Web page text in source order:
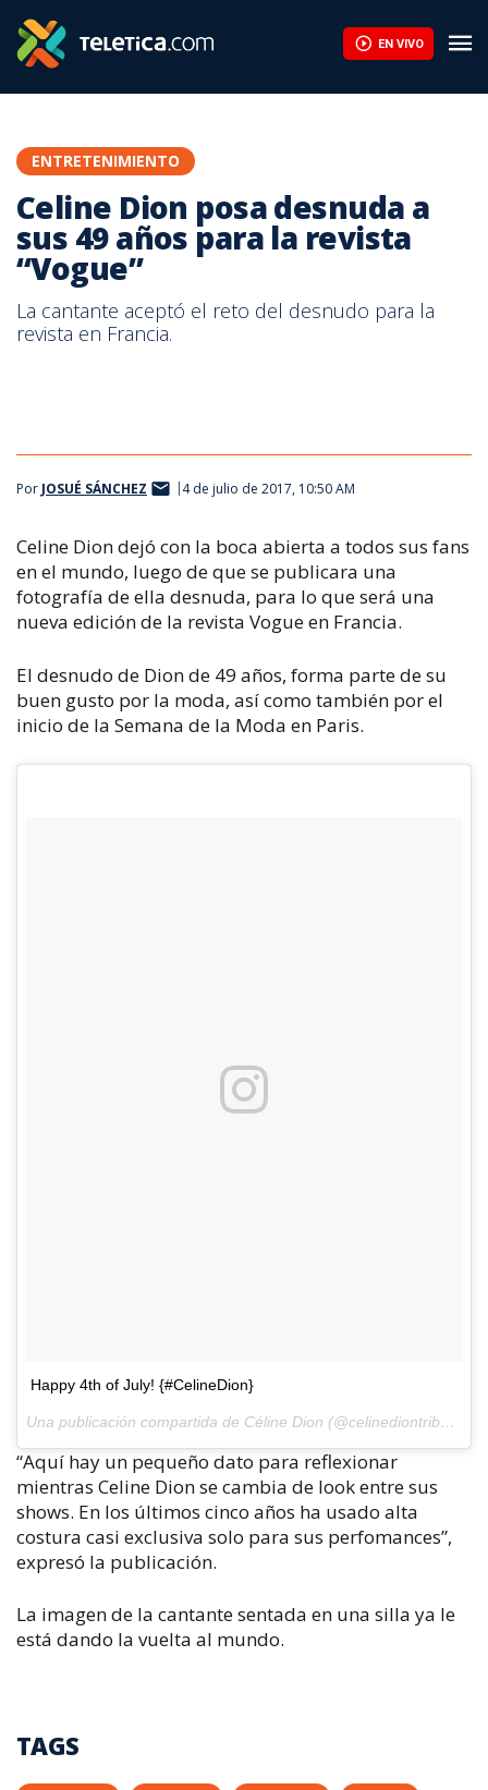
EN VIVO
ENTRETENIMIENTO
Celine Dion posa desnuda a
sus 49 años para la revista
“Vogue”
La cantante aceptó el reto del desnudo para la
revista en Francia.
Por JOSUÉ SÁNCHEZ 4 de julio de 2017, 10:50 AM
Celine Dion dejó con la boca abierta a todos sus fans
en el mundo, luego de que se publicara una
fotografía de ella desnuda, para lo que será una
nueva edición de la revista Vogueen Francia.
El desnudo de Dion de 49 años, forma parte de su
buen gusto por la moda, así como también por el
inicio de la Semana de la Moda en Paris.
Happy 4th of July! {#CelineDion}
Una publicación compartida de Céline Dion (@celinediontribute) el
“Aquí hay un pequeño dato para reflexionar
mientras Celine Dion se cambia de look entre sus
shows. En los últimos cinco años ha usado alta
costura casi exclusiva solo para sus perfomances”,
expresó la publicación.
La imagen de la cantante sentada en una silla ya le
está dando la vuelta al mundo.
TAGS